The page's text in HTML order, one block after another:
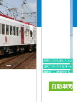
自動車関